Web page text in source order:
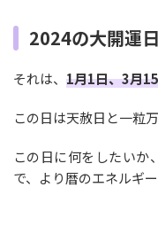
2024の大開運日
それは、 1月1日、3月
この日は天赦日と一粒
この日に何をしたいか
で、より暦のエネルギ